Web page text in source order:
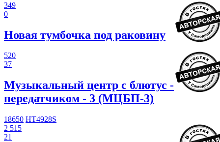
349
0
Новая тумбочка под раковину
520
37
Музыкальный центр с блютус -
передатчиком - 3 (МЦБП-3)
18650 HT4928S
2 515
21